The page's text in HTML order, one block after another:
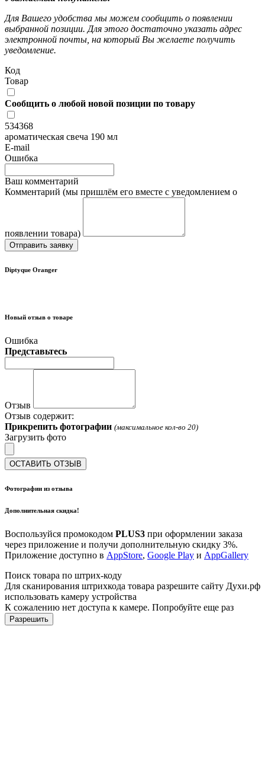
Для Вашего удобства мы можем сообщить о появлении
выбранной позиции. Для этого достаточно указать адрес
электронной почты, на который Вы желаете получить
уведомление.
Код
Товар
Сообщить о любой новой позиции по товару
534368
ароматическая свеча 190 мл
E-mail
Ошибка
Ваш комментарий
Комментарий (мы пришлём его вместе с уведомлением о
появлении товара)
Отправить заявку
Diptyque Oranger
Новый отзыв о товаре
Ошибка
Представьтесь
Отзыв
Отзыв содержит:
Прикрепить фотографии (максимальное кол-во 20)
Загрузить фото
ОСТАВИТЬ ОТЗЫВ
Фотографии из отзыва
Дополнительная скидка!
Воспользуйся промокодом PLUS3 при оформлении заказа
через приложение и получи дополнительную скидку 3%.
Приложение доступно в AppStore, Google Play и AppGallery
Поиск товара по штрих-коду
Для сканирования штрихкода товара разрешите сайту Духи.рф
использовать камеру устройства
К сожалению нет доступа к камере. Попробуйте еще раз
Разрешить